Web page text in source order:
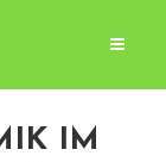
IM